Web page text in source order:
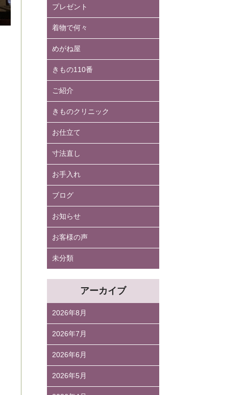
プレゼント
着物で何々
めがね屋
きもの110番
ご紹介
きものクリニック
お仕立て
寸法直し
お手入れ
ブログ
お知らせ
お客様の声
未分類
アーカイブ
2026年8月
2026年7月
2026年6月
2026年5月